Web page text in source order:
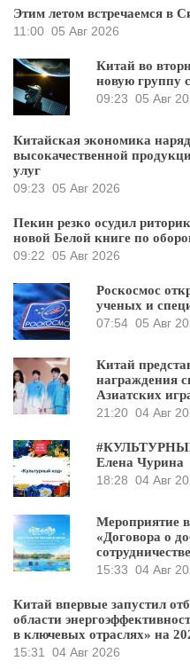
Этим летом встречаемся в
11:00 05 Авг 2026
Китай во
новую группу
09:23 05 Авг
Китайская экономика
высокачественной
улуг
09:23 05 Авг 2026
Пекин резко осудил
новой Белой книге по
09:22 05 Авг 2026
Роскосмос
ученых и
07:54 05 Авг
Китай
награждения
Азиатских
21:20 04 Авг
Елена Чурина
18:28 04 Авг
Мероприятие
«Договора о
15:33 04 Авг
Китай впервые запустил
области
в ключевых отраслях» на
15:31
04 Авг 2026